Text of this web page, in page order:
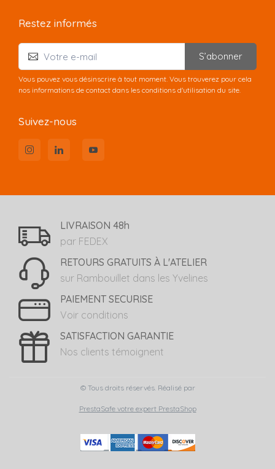
Restez informés
S’abonner
Vous pouvez vous désinscrire à tout moment. Vous trouverez pour cela
nos informations de contact dans les conditions d'utilisation du site.
Suivez-nous
LIVRAISON 48h
par FEDEX
RETOURS GRATUITS À L'ATELIER
sur Rambouillet dans les Yvelines
PAIEMENT SECURISE
Voir conditions
SATISFACTION GARANTIE
Nos clients témoignent
© Tous droits réservés. Réalisé par
PrestaSafe votre expert PrestaShop